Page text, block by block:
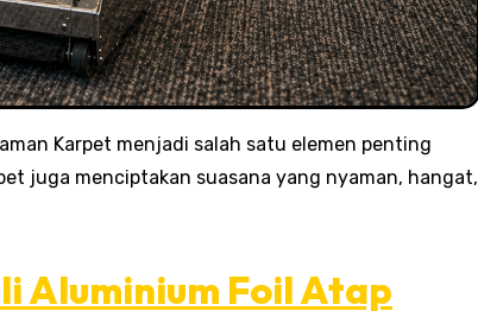
Karpet menjadi salah satu elemen penting
juga menciptakan suasana yang nyaman, hangat,
Aluminium Foil Atap